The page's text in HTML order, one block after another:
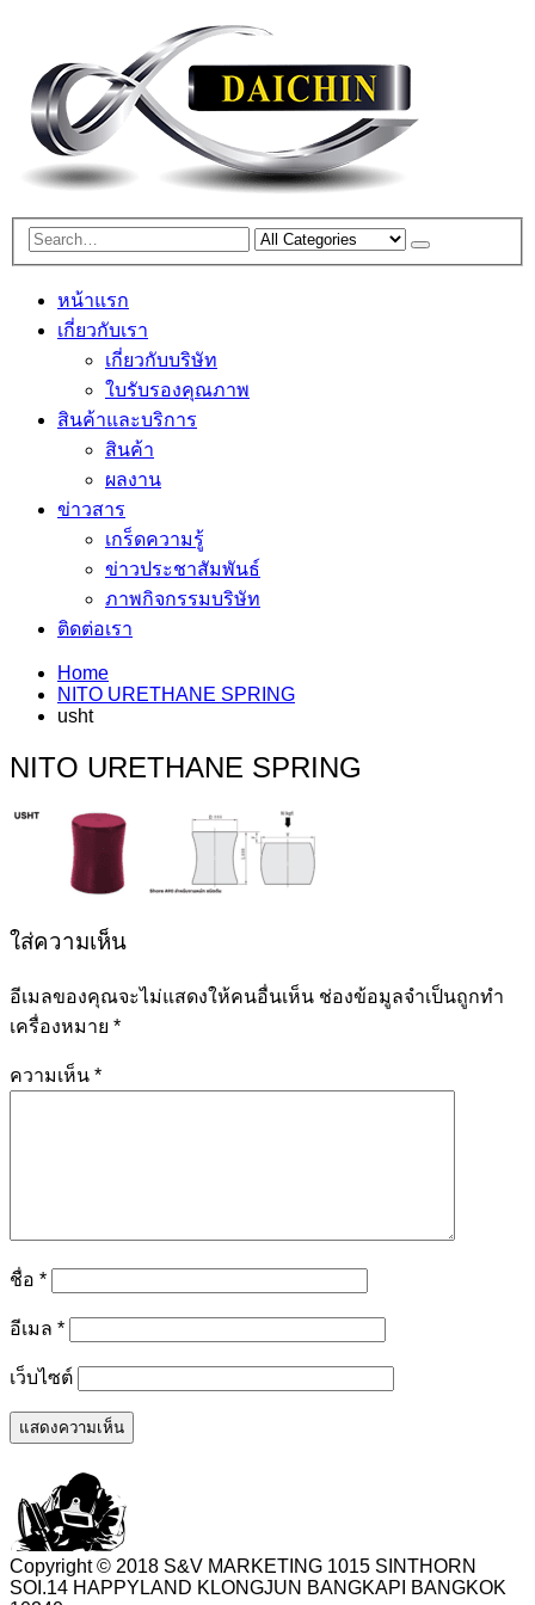
หน้าแรก
เกี่ยวกับเรา
เกี่ยวกับบริษัท
ใบรับรองคุณภาพ
สินค้าและบริการ
สินค้า
ผลงาน
ข่าวสาร
เกร็ดความรู้
ข่าวประชาสัมพันธ์
ภาพกิจกรรมบริษัท
ติดต่อเรา
Home
NITO URETHANE SPRING
usht
NITO URETHANE SPRING
ใส่ความเห็น
อีเมลของคุณจะไม่แสดงให้คนอื่นเห็น ช่องข้อมูลจำเป็นถูกทำ
เครื่องหมาย *
ความเห็น *
ชื่อ *
อีเมล *
เว็บไซต์
Copyright © 2018 S&V MARKETING 1015 SINTHORN
SOI.14 HAPPYLAND KLONGJUN BANGKAPI BANGKOK